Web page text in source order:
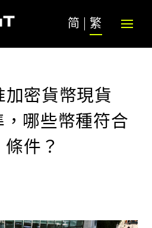
简 繁
加密貨幣現貨
，哪些幣種符合
條件？